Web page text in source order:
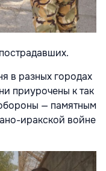
в разных городах
приурочены к так
— памятным
иракской войне